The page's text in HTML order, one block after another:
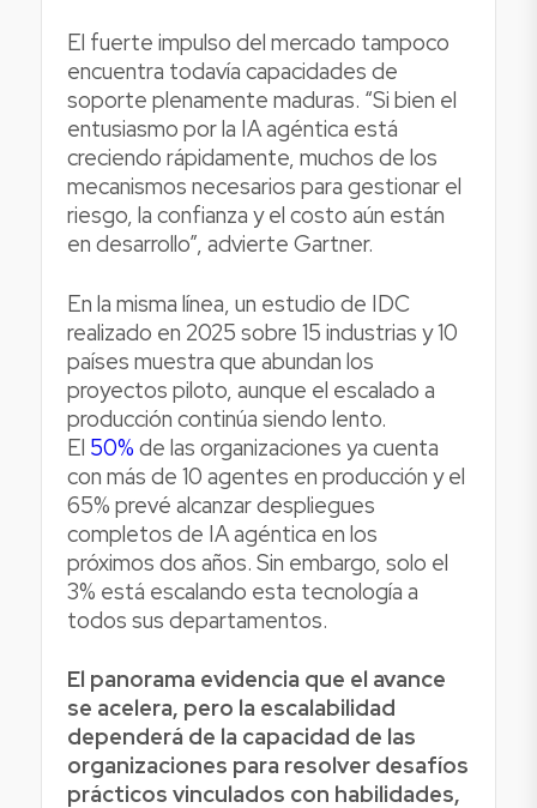
El fuerte impulso del mercado tampoco
encuentra todavía capacidades de
soporte plenamente maduras. “Si bien el
entusiasmo por la IA agéntica está
creciendo rápidamente, muchos de los
mecanismos necesarios para gestionar el
riesgo, la confianza y el costo aún están
en desarrollo”, advierte Gartner.
En la misma línea, un estudio de IDC
realizado en 2025 sobre 15 industrias y 10
países muestra que abundan los
proyectos piloto, aunque el escalado a
producción continúa siendo lento.
El 50% de las organizaciones ya cuenta
con más de 10 agentes en producción y el
65% prevé alcanzar despliegues
completos de IA agéntica en los
próximos dos años. Sin embargo, solo el
3% está escalando esta tecnología a
todos sus departamentos.
El panorama evidencia que el avance
se acelera, pero la escalabilidad
dependerá de la capacidad de las
organizaciones para resolver desafíos
prácticos vinculados con habilidades,